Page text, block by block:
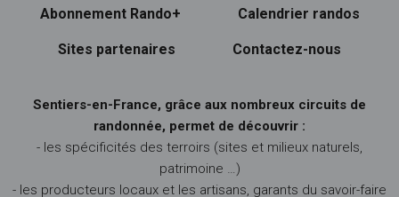
Abonnement Rando+ Calendrier randos
Sites partenaires Contactez-nous
Sentiers-en-France, grâce aux nombreux circuits de
randonnée, permet de découvrir :
- les spécificités des terroirs (sites et milieux naturels,
patrimoine …)
- les producteurs locaux et les artisans, garants du savoir-faire